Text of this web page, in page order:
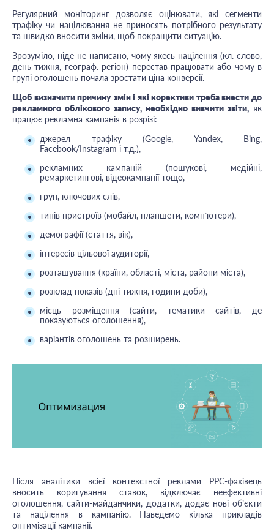
Регулярний моніторинг дозволяє оцінювати, які сегменти
трафіку чи націлювання не приносять потрібного результату
та швидко вносити зміни, щоб покращити ситуацію.
Зрозуміло, ніде не написано, чому якесь націлення (кл. слово,
день тижня, географ. регіон) перестав працювати або чому в
групі оголошень почала зростати ціна конверсії.
Щоб визначити причину змін і які корективи треба внести до
рекламного облікового запису, необхідно вивчити звіти, як
працює рекламна кампанія в розрізі:
джерел трафіку (Google, Yandex, Bing,
Facebook/Instagram і т.д.),
рекламних кампаній (пошукові, медійні,
ремаркетингові, відеокампанії тощо,
груп, ключових слів,
типів пристроїв (мобайл, планшети, комп’ютери),
демографії (стаття, вік),
інтересів цільової аудиторії,
розташування (країни, області, міста, райони міста),
розклад показів (дні тижня, години доби),
місць розміщення (сайти, тематики сайтів, де
показуються оголошення),
варіантів оголошень та розширень.
Після аналітики всієї контекстної реклами PPC-фахівець
вносить коригування ставок, відключає неефективні
оголошення, сайти-майданчики, додатки, додає нові об’єкти
та націлення в кампанію. Наведемо кілька прикладів
оптимізації кампанії.